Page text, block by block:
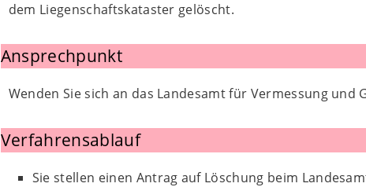
dem Liegenschaftskataster gelöscht.
Ansprechpunkt
Wenden Sie sich an das Landesamt für Vermessung und
Verfahrensablauf
Sie stellen einen Antrag auf Löschung beim